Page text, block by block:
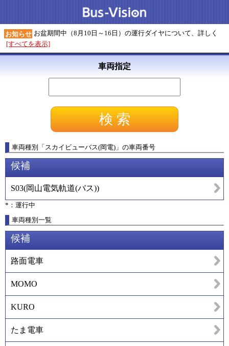
お知らせ お盆期間中（8月10日～16日）の運行ダイヤについて、詳しく
[すべてを表示]
車両指定
車両種別 「 スカイビューバス(岡電) 」 の車両番号
候補
S03(岡山電気軌道(バス))
*：運行中
車両種別一覧
候補
路面電車
MOMO
KURO
たま電車